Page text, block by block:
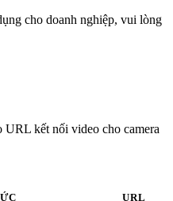
cho doanh nghiệp, vui lòng
kết nối video cho camera
URL